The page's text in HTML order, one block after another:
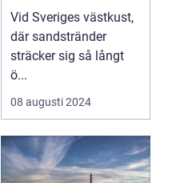
Vid Sveriges västkust,
där sandstränder
sträcker sig så långt
ö...
08 augusti 2024